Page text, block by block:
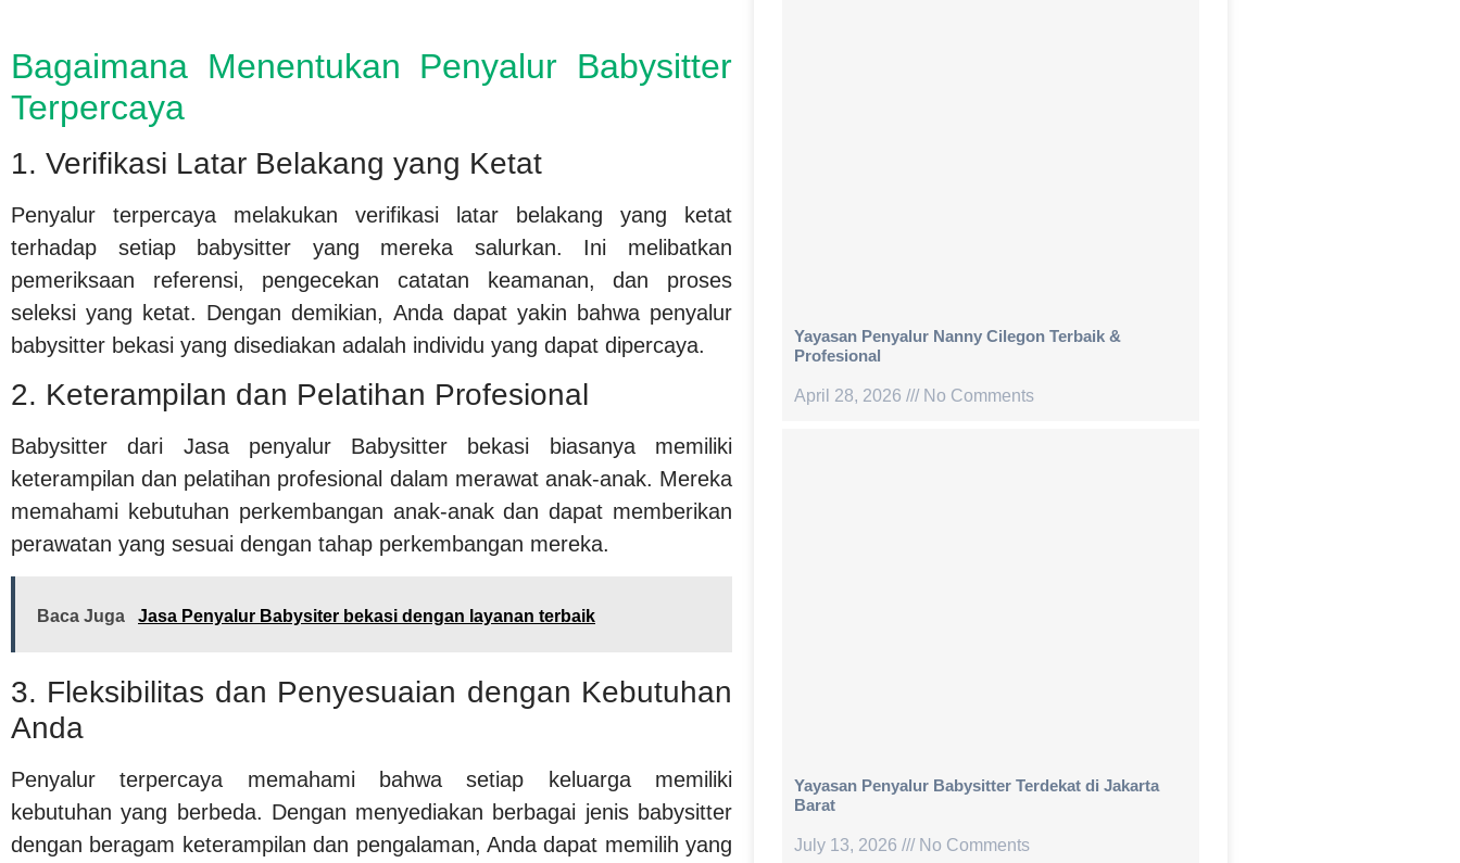
Bagaimana Menentukan Penyalur Babysitter
Terpercaya
1. Verifikasi Latar Belakang yang Ketat
Penyalur terpercaya melakukan verifikasi latar belakang yang ketat
terhadap setiap babysitter yang mereka salurkan. Ini melibatkan
pemeriksaan referensi, pengecekan catatan keamanan, dan proses
seleksi yang ketat. Dengan demikian, Anda dapat yakin bahwa penyalur
babysitter bekasi yang disediakan adalah individu yang dapat dipercaya.
2. Keterampilan dan Pelatihan Profesional
Babysitter dari Jasa penyalur Babysitter bekasi biasanya memiliki
keterampilan dan pelatihan profesional dalam merawat anak-anak. Mereka
memahami kebutuhan perkembangan anak-anak dan dapat memberikan
perawatan yang sesuai dengan tahap perkembangan mereka.
Baca Juga Jasa Penyalur Babysiter bekasi dengan layanan terbaik
3. Fleksibilitas dan Penyesuaian dengan Kebutuhan
Anda
Penyalur terpercaya memahami bahwa setiap keluarga memiliki
kebutuhan yang berbeda. Dengan menyediakan berbagai jenis babysitter
dengan beragam keterampilan dan pengalaman, Anda dapat memilih yang
Yayasan Penyalur Nanny Cilegon Terbaik &
Profesional
April 28, 2026 No Comments
Yayasan Penyalur Babysitter Terdekat di Jakarta
Barat
July 13, 2026 No Comments